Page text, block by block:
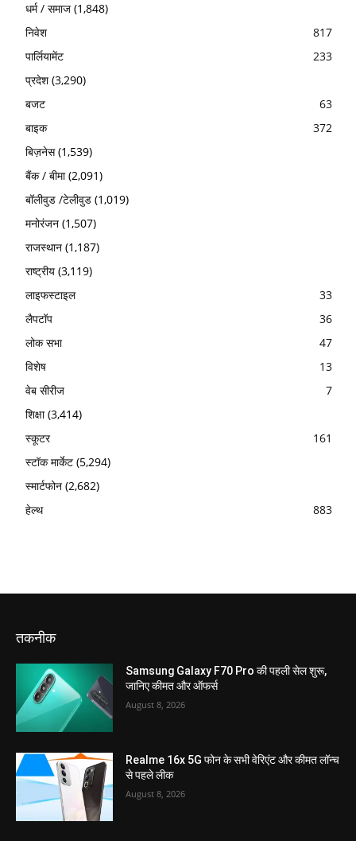
धर्म / समाज (1,848)
निवेश
817
पार्लियामेंट
233
प्रदेश(3,290)
बजट
63
बाइक
372
बिज़नेस(1,539)
बैंक / बीमा(2,091)
बॉलीवुड /टेलीवुड (1,019)
मनोरंजन (1,507)
राजस्थान (1,187)
राष्ट्रीय (3,119)
लाइफस्टाइल
33
लैपटॉप
36
लोक सभा
47
विशेष
13
वेब सीरीज
7
शिक्षा(3,414)
स्कूटर
161
स्टॉक मार्केट (5,294)
स्मार्टफोन (2,682)
हेल्थ
883
तकनीक
Samsung Galaxy F70 Pro की पहली सेल शुरू,
जानिए कीमत और ऑफर्स
August 8, 2026
Realme 16x 5G फोन के सभी वेरिएंट और कीमत लॉन्च
से पहले लीक
August 8, 2026